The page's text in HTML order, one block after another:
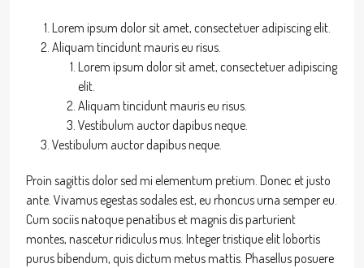
Lorem ipsum dolor sit amet, consectetuer adipiscing elit.
Aliquam tincidunt mauris eu risus.
Lorem ipsum dolor sit amet, consectetuer adipiscing
elit.
Aliquam tincidunt mauris eu risus.
Vestibulum auctor dapibus neque.
Vestibulum auctor dapibus neque.
Proin sagittis dolor sed mi elementum pretium. Donec et justo
ante. Vivamus egestas sodales est, eu rhoncus urna semper eu.
Cum sociis natoque penatibus et magnis dis parturient
montes, nascetur ridiculus mus. Integer tristique elit lobortis
purus bibendum, quis dictum metus mattis. Phasellus posuere